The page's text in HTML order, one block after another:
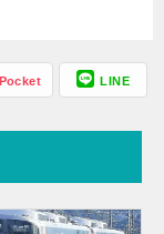
Pocket LINE